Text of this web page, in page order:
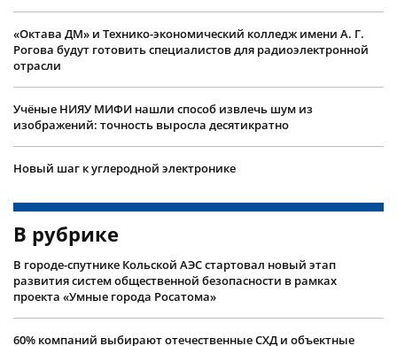
«Октава ДМ» и Технико-экономический колледж имени А. Г.
Рогова будут готовить специалистов для радиоэлектронной
отрасли
Учëные НИЯУ МИФИ нашли способ извлечь шум из
изображений: точность выросла десятикратно
Новый шаг к углеродной электронике
В рубрике
В городе-спутнике Кольской АЭС стартовал новый этап
развития систем общественной безопасности в рамках
проекта «Умные города Росатома»
60% компаний выбирают отечественные СХД и объектные